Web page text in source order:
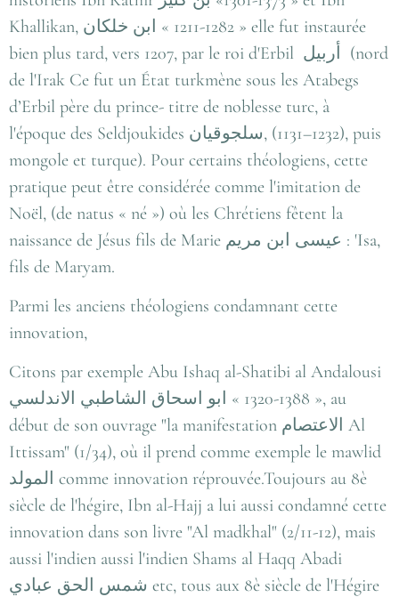
Khallikan, ابن خلكان « 1211-1282 » elle fut instaurée
bien plus tard, vers 1207, par le roi d'Erbil أربيل
‎ (nord
de l'Irak Ce fut un État turkmène sous les Atabegs
d’Erbil père du prince- titre de noblesse turc, à
l'époque des Seldjoukides سلجوقيان, (1131–1232), puis
mongole et turque). Pour certains théologiens, cette
pratique peut être considérée comme l'imitation de
Noël, (de natus « né ») où les Chrétiens fêtent la
naissance de Jésus fils de Marie عيسى ابن مريم : 'Isa,
fils de Maryam.
Parmi les anciens théologiens condamnant cette
innovation,
Citons par exemple Abu Ishaq al-Shatibi al Andalousi
ابو اسحاق الشاطبي الاندلسي « 1320-1388 », au
début de son ouvrage "la manifestation الاعتصام Al
Ittissam" (1/34), où il prend comme exemple le mawlid
المولد comme innovation réprouvée.Toujours au 8è
siècle de l'hégire, Ibn al-Hajj a lui aussi condamné cette
innovation dans son livre "Al madkhal" (2/11-12), mais
aussi l'indien aussi l'indien Shams al Haqq Abadi
شمس الحق عبادي etc, tous aux 8è siècle de l'Hégire